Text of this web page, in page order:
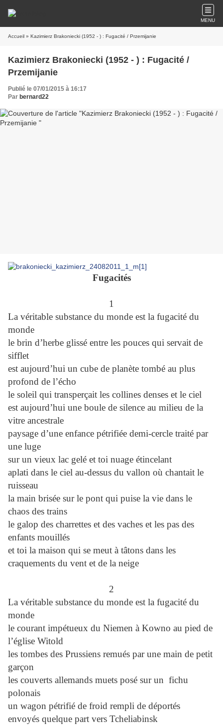
MENU
Accueil » Kazimierz Brakoniecki (1952 - ) : Fugacité / Przemijanie
Kazimierz Brakoniecki (1952 - ) : Fugacité /
Przemijanie
Publié le 07/01/2015 à 16:17
Par bernard22
Fugacités
1
La véritable substance du monde est la fugacité du
monde
le brin d’herbe glissé entre les pouces qui servait de
sifflet
est aujourd’hui un cube de planète tombé au plus
profond de l’écho
le soleil qui transperçait les collines denses et le ciel
est aujourd’hui une boule de silence au milieu de la
vitre ancestrale
paysage d’une enfance pétrifiée demi-cercle traité par
une luge
sur un vieux lac gelé et toi nuage étincelant
aplati dans le ciel au-dessus du vallon où chantait le
ruisseau
la main brisée sur le pont qui puise la vie dans le
chaos des trains
le galop des charrettes et des vaches et les pas des
enfants mouillés
et toi la maison qui se meut à tâtons dans les
craquements du vent et de la neige
2
La véritable substance du monde est la fugacité du
monde
le courant impétueux du Niemen à Kowno au pied de
l’église Witold
les tombes des Prussiens remués par une main de petit
garçon
les couverts allemands muets posé sur un fichu
polonais
un wagon pétrifié de froid rempli de déportés
envoyés quelque part vers Tcheliabinsk